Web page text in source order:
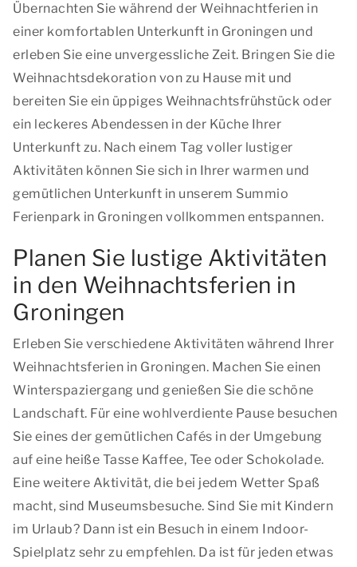
Übernachten Sie während der Weihnachtferien in
einer komfortablen Unterkunft in Groningen und
erleben Sie eine unvergessliche Zeit. Bringen Sie die
Weihnachtsdekoration von zu Hause mit und
bereiten Sie ein üppiges Weihnachtsfrühstück oder
ein leckeres Abendessen in der Küche Ihrer
Unterkunft zu. Nach einem Tag voller lustiger
Aktivitäten können Sie sich in Ihrer warmen und
gemütlichen Unterkunft in unserem Summio
Ferienpark in Groningen vollkommen entspannen.
Planen Sie lustige Aktivitäten
in den Weihnachtsferien in
Groningen
Erleben Sie verschiedene Aktivitäten während Ihrer
Weihnachtsferien in Groningen. Machen Sie einen
Winterspaziergang und genießen Sie die schöne
Landschaft. Für eine wohlverdiente Pause besuchen
Sie eines der gemütlichen Cafés in der Umgebung
auf eine heiße Tasse Kaffee, Tee oder Schokolade.
Eine weitere Aktivität, die bei jedem Wetter Spaß
macht, sind Museumsbesuche. Sind Sie mit Kindern
im Urlaub? Dann ist ein Besuch in einem Indoor-
Spielplatz sehr zu empfehlen. Da ist für jeden etwas